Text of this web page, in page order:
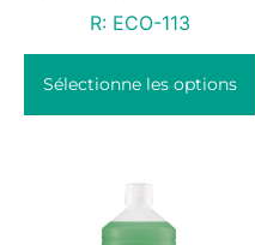
R: ECO-113
Sélectionne les options